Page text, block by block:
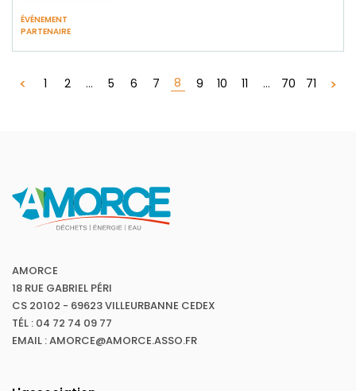
ÉVÉNEMENT
PARTENAIRE
1 2 ... 5 6 7 8 9 10 11 ... 70 71
AMORCE
18 RUE GABRIEL PÉRI
CS 20102 - 69623 VILLEURBANNE CEDEX
TÉL : 04 72 74 09 77
EMAIL : AMORCE@AMORCE.ASSO.FR